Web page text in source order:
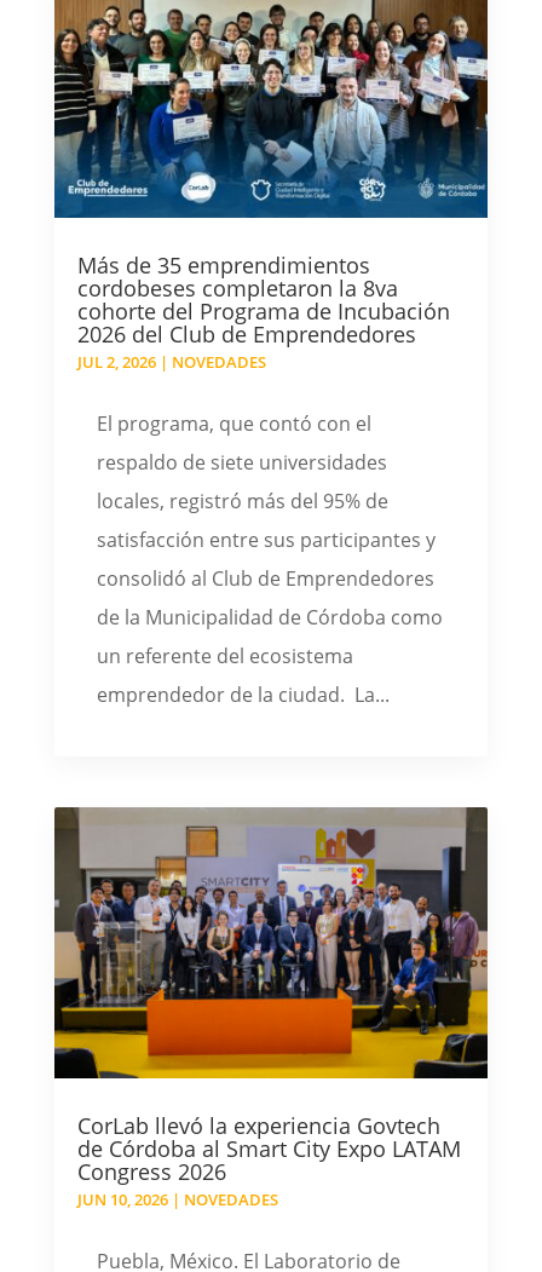
Más de 35 emprendimientos
cordobeses completaron la 8va
cohorte del Programa de Incubación
2026 del Club de Emprendedores
JUL 2, 2026| NOVEDADES
El programa, que contó con el
respaldo de siete universidades
locales, registró más del 95% de
satisfacción entre sus participantes y
consolidó al Club de Emprendedores
de la Municipalidad de Córdoba como
un referente del ecosistema
emprendedor de la ciudad. La...
CorLab llevó la experiencia Govtech
de Córdoba al Smart City Expo LATAM
Congress 2026
JUN 10, 2026| NOVEDADES
Puebla, México. El Laboratorio de